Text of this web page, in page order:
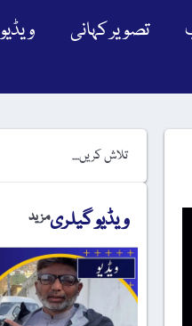
تصویر کہانی ویڈیو
ویڈیو گیلریمزید